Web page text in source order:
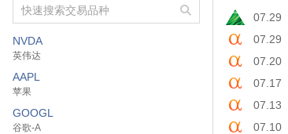
NVDA
英伟达
AAPL
苹果
GOOGL
谷歌-A
07.29
07.29
07.20
07.17
07.13
07.10